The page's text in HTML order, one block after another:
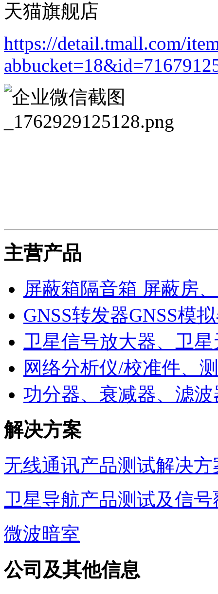
天猫旗舰店
https://detail.tmall.com/
主营产品
屏蔽箱隔音箱 屏蔽房
GNSS转发器GNSS模
卫星信号放大器、卫
网络分析仪/校准件、
功分器、衰减器、滤
解决方案
无线通讯产品测试解决方
卫星导航产品测试及信
微波暗室
公司及其他信息